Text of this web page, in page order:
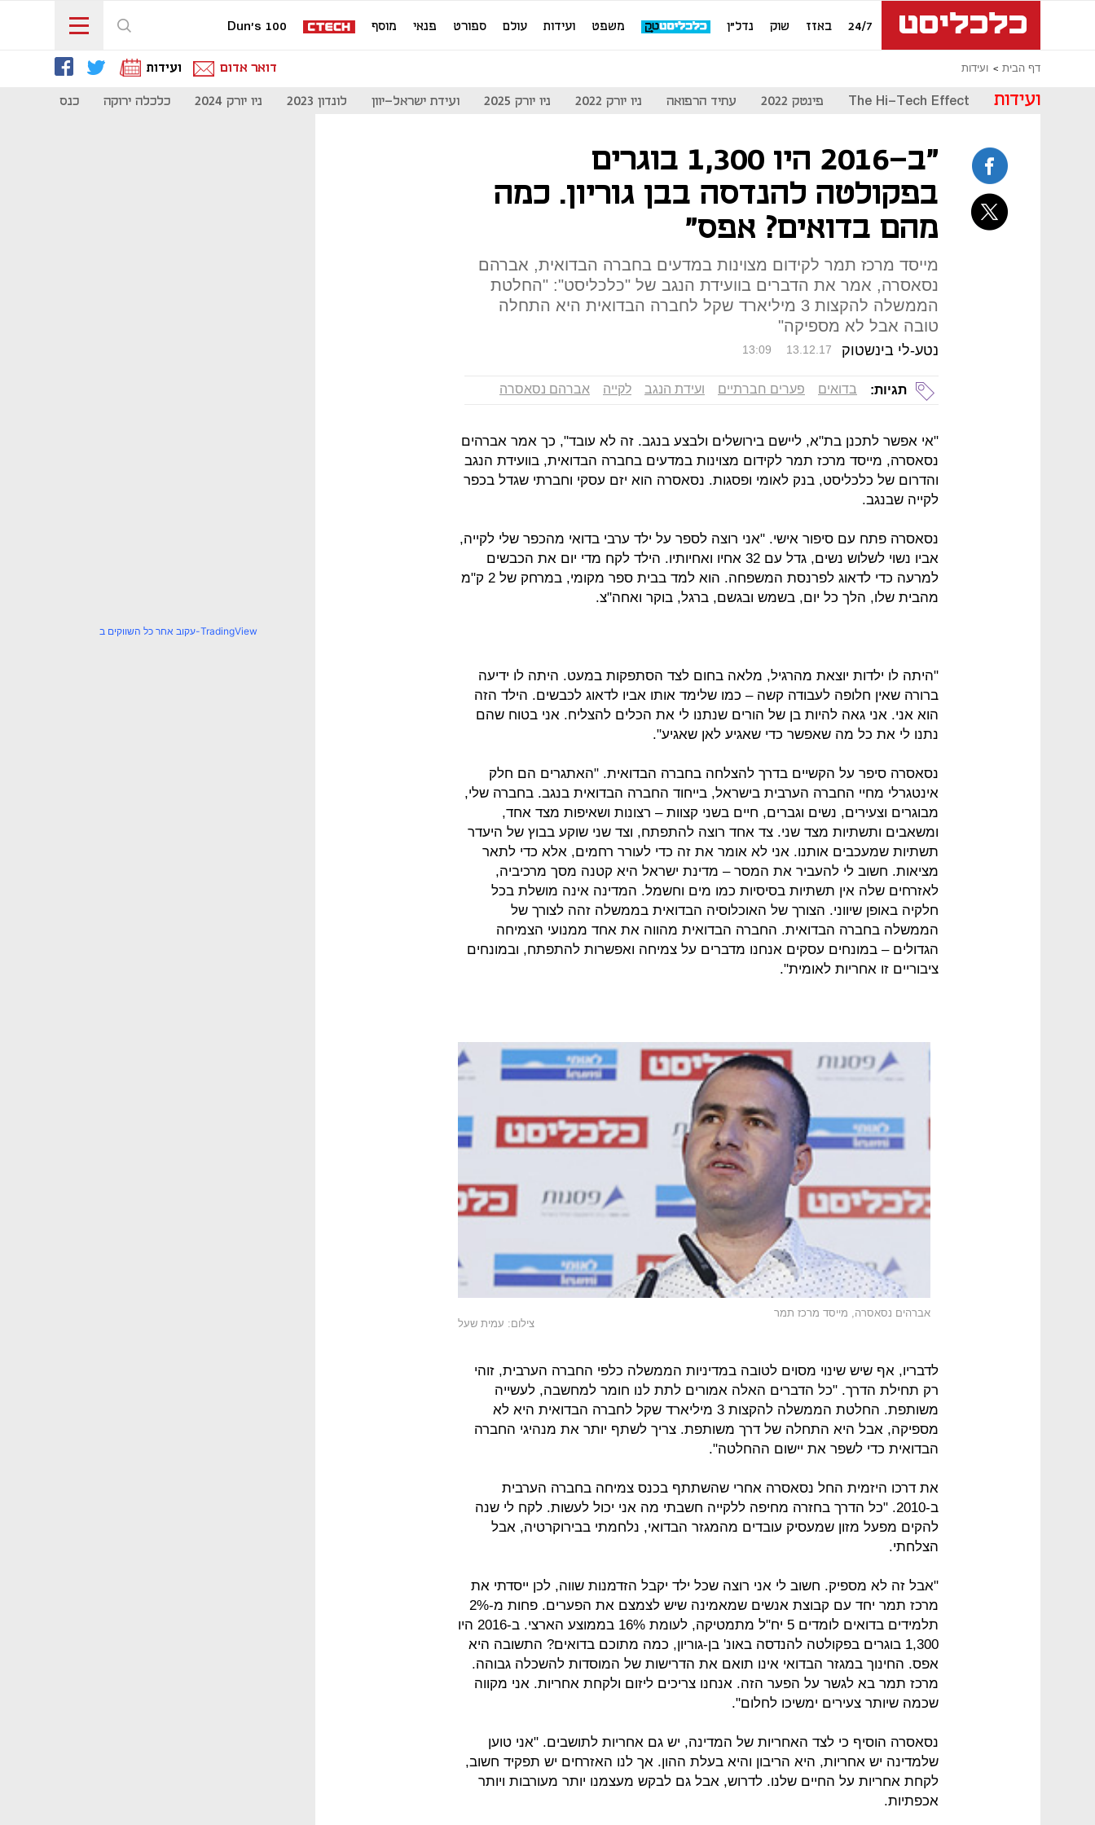
24/7 באזז שוק נדל"ן משפט ועידות עולם ספורט פנאי מוסף Dun's 100
דף הבית ועידות דואר אדום ועידות
ועידות The Hi-Tech Effect פינטק 2022 עתיד הרפואה ניו יורק 2022 ניו יורק 2025 ועידת ישראל-יוון לונדון 2023 ניו יורק 2024 כלכלה ירוקה כנס מיליון
"ב-2016 היו 1,300 בוגרים
בפקולטה להנדסה בבן גוריון. כמה
מהם בדואים? אפס"
מייסד מרכז תמר לקידום מצוינות במדעים בחברה הבדואית, אברהם
נסאסרה, אמר את הדברים בוועידת הנגב של "כלכליסט": "החלטת
הממשלה להקצות 3 מיליארד שקל לחברה הבדואית היא התחלה
טובה אבל לא מספיקה"
נטע-לי בינשטוק 13:09 13.12.17
תגיות: בדואים פערים חברתיים ועידת הנגב לקייה אברהם נסאסרה
"אי אפשר לתכנן בת"א, ליישם בירושלים ולבצע בנגב. זה לא עובד", כך אמר אברהים
נסאסרה, מייסד מרכז תמר לקידום מצוינות במדעים בחברה הבדואית, בוועידת הנגב
והדרום של כלכליסט, בנק לאומי ופסגות. נסאסרה הוא יזם עסקי וחברתי שגדל בכפר
לקייה שבנגב.
נסאסרה פתח עם סיפור אישי. "אני רוצה לספר על ילד ערבי בדואי מהכפר שלי לקייה,
אביו נשוי לשלוש נשים, גדל עם 32 אחיו ואחיותיו. הילד לקח מדי יום את הכבשים
למרעה כדי לדאוג לפרנסת המשפחה. הוא למד בבית ספר מקומי, במרחק של 2 ק"מ
מהבית שלו, הלך כל יום, בשמש ובגשם, ברגל, בוקר ואחה"צ.
"היתה לו ילדות יוצאת מהרגיל, מלאה בחום לצד הסתפקות במעט. היתה לו ידיעה
ברורה שאין חלופה לעבודה קשה – כמו שלימד אותו אביו לדאוג לכבשים. הילד הזה
הוא אני. אני גאה להיות בן של הורים שנתנו לי את הכלים להצליח. אני בטוח שהם
נתנו לי את כל מה שאפשר כדי שאגיע לאן שאגיע".
נסאסרה סיפר על הקשיים בדרך להצלחה בחברה הבדואית. "האתגרים הם חלק
אינטגרלי מחיי החברה הערבית בישראל, בייחוד החברה הבדואית בנגב. בחברה שלי,
מבוגרים וצעירים, נשים וגברים, חיים בשני קצוות – רצונות ושאיפות מצד אחד,
ומשאבים ותשתיות מצד שני. צד אחד רוצה להתפתח, וצד שני שוקע בבוץ של היעדר
תשתיות שמעכבים אותנו. אני לא אומר את זה כדי לעורר רחמים, אלא כדי לתאר
מציאות. חשוב לי להעביר את המסר – מדינת ישראל היא קטנה מסך מרכיביה,
לאזרחים שלה אין תשתיות בסיסיות כמו מים וחשמל. המדינה אינה מושלת בכל
חלקיה באופן שיווני. הצורך של האוכלוסיה הבדואית בממשלה זהה לצורך של
הממשלה בחברה הבדואית. החברה הבדואית מהווה את אחד ממנועי הצמיחה
הגדולים – במונחים עסקים אנחנו מדברים על צמיחה ואפשרות להתפתח, ובמונחים
ציבוריים זו אחריות לאומית".
אברהים נסאסרה, מייסד מרכז תמר
צילום: עמית שעל
לדבריו, אף שיש שינוי מסוים לטובה במדיניות הממשלה כלפי החברה הערבית, זוהי
רק תחילת הדרך. "כל הדברים האלה אמורים לתת לנו חומר למחשבה, לעשייה
משותפת. החלטת הממשלה להקצות 3 מיליארד שקל לחברה הבדואית היא לא
מספיקה, אבל היא התחלה של דרך משותפת. צריך לשתף יותר את מנהיגי החברה
הבדואית כדי לשפר את יישום ההחלטה".
את דרכו היזמית החל נסאסרה אחרי שהשתתף בכנס צמיחה בחברה הערבית
ב-2010. "כל הדרך בחזרה מחיפה ללקייה חשבתי מה אני יכול לעשות. לקח לי שנה
להקים מפעל מזון שמעסיק עובדים מהמגזר הבדואי, נלחמתי בבירוקרטיה, אבל
הצלחתי.
"אבל זה לא מספיק. חשוב לי אני רוצה שכל ילד יקבל הזדמנות שווה, לכן ייסדתי את
מרכז תמר יחד עם קבוצת אנשים שמאמינה שיש לצמצם את הפערים. פחות מ-2%
תלמידים בדואים לומדים 5 יח"ל מתמטיקה, לעומת 16% בממוצע הארצי. ב-2016 היו
1,300 בוגרים בפקולטה להנדסה באונ' בן-גוריון, כמה מתוכם בדואים? התשובה היא
אפס. החינוך במגזר הבדואי אינו תואם את הדרישות של המוסדות להשכלה גבוהה.
מרכז תמר בא לגשר על הפער הזה. אנחנו צריכים ליזום ולקחת אחריות. אני מקווה
שכמה שיותר צעירים ימשיכו לחלום".
נסאסרה הוסיף כי לצד האחריות של המדינה, יש גם אחריות לתושבים. "אני טוען
שלמדינה יש אחריות, היא הריבון והיא בעלת ההון. אך לנו האזרחים יש תפקיד חשוב,
לקחת אחריות על החיים שלנו. לדרוש, אבל גם לבקש מעצמנו יותר מעורבות ויותר
אכפתיות.
עקוב אחר כל השווקים ב-TradingView